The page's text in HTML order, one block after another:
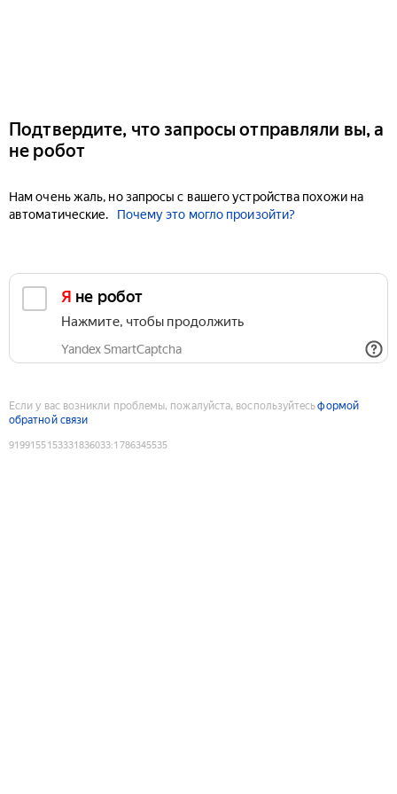
Подтвердите, что запросы отправляли вы, а
не робот
Нам очень жаль, но запросы с вашего устройства похожи на
автоматические.
Почему это могло произойти?
Я не робот
Нажмите, чтобы продолжить
Yandex SmartCaptcha
Если у вас возникли проблемы, пожалуйста, воспользуйтесьформой
обратной связи
9199155153331836033:1786345535